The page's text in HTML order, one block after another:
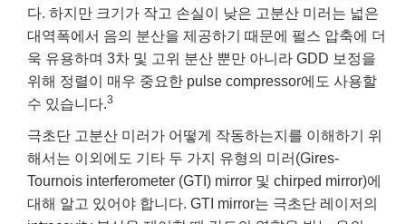
다. 하지만 크기가 작고 손실이 낮은 고분산 미러는 넓은
대역폭에서 음의 분산을 제공하기 때문에 펄스 압축에 더
욱 유용하며 3차 및 고위 분산 뿐만 아니라 GDD 보정을
위해 정렬이 매우 중요한 pulse compressor에도 사용할
수 있습니다.3
극초단 고분산 미러가 어떻게 작동하는지를 이해하기 위
해서는 이외에도 기타 두 가지 유형의 미러(Gires-
Tournois interferometer (GTI) mirror 및 chirped mirror)에
대해 알고 있어야 합니다. GTI mirror는 극초단 레이저의